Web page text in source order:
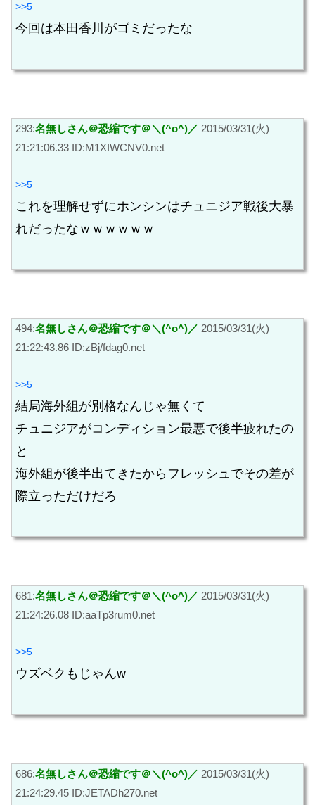
>>5
今回は本田香川がゴミだったな
293:名無しさん＠恐縮です＠＼(^o^)／ 2015/03/31(火)
21:21:06.33 ID:M1XIWCNV0.net
>>5
これを理解せずにホンシンはチュニジア戦後大暴
れだったなｗｗｗｗｗｗ
494:名無しさん＠恐縮です＠＼(^o^)／ 2015/03/31(火)
21:22:43.86 ID:zBj/fdag0.net
>>5
結局海外組が別格なんじゃ無くて
チュニジアがコンディション最悪で後半疲れたの
と
海外組が後半出てきたからフレッシュでその差が
際立っただけだろ
681:名無しさん＠恐縮です＠＼(^o^)／ 2015/03/31(火)
21:24:26.08 ID:aaTp3rum0.net
>>5
ウズベクもじゃんw
686:名無しさん＠恐縮です＠＼(^o^)／ 2015/03/31(火)
21:24:29.45 ID:JETADh270.net